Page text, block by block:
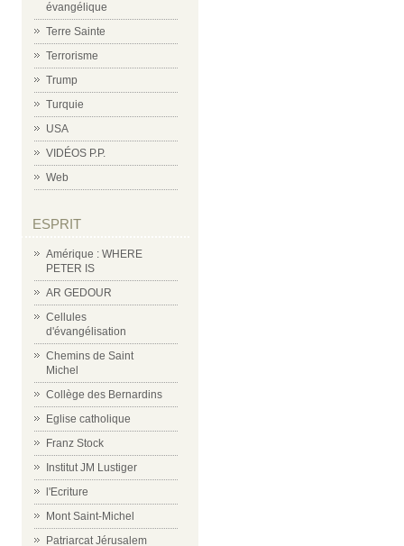
évangélique
Terre Sainte
Terrorisme
Trump
Turquie
USA
VIDÉOS P.P.
Web
ESPRIT
Amérique : WHERE
PETER IS
AR GEDOUR
Cellules
d'évangélisation
Chemins de Saint
Michel
Collège des Bernardins
Eglise catholique
Franz Stock
Institut JM Lustiger
l'Ecriture
Mont Saint-Michel
Patriarcat Jérusalem